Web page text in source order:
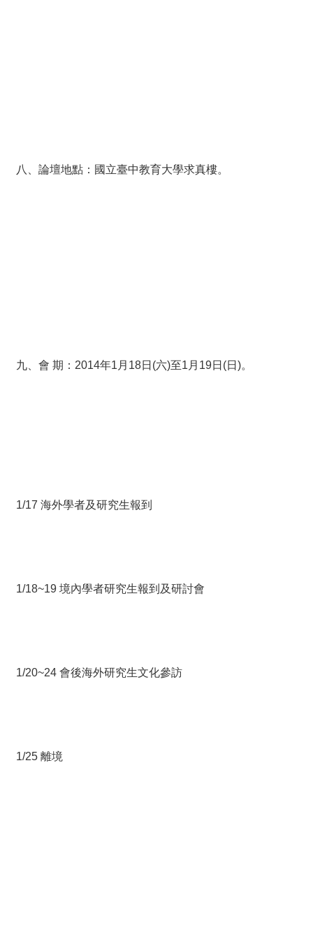
八、論壇地點：國立臺中教育大學求真樓。
九、會 期：2014年1月18日(六)至1月19日(日)。
1/17 海外學者及研究生報到
1/18~19 境內學者研究生報到及研討會
1/20~24 會後海外研究生文化參訪
1/25 離境